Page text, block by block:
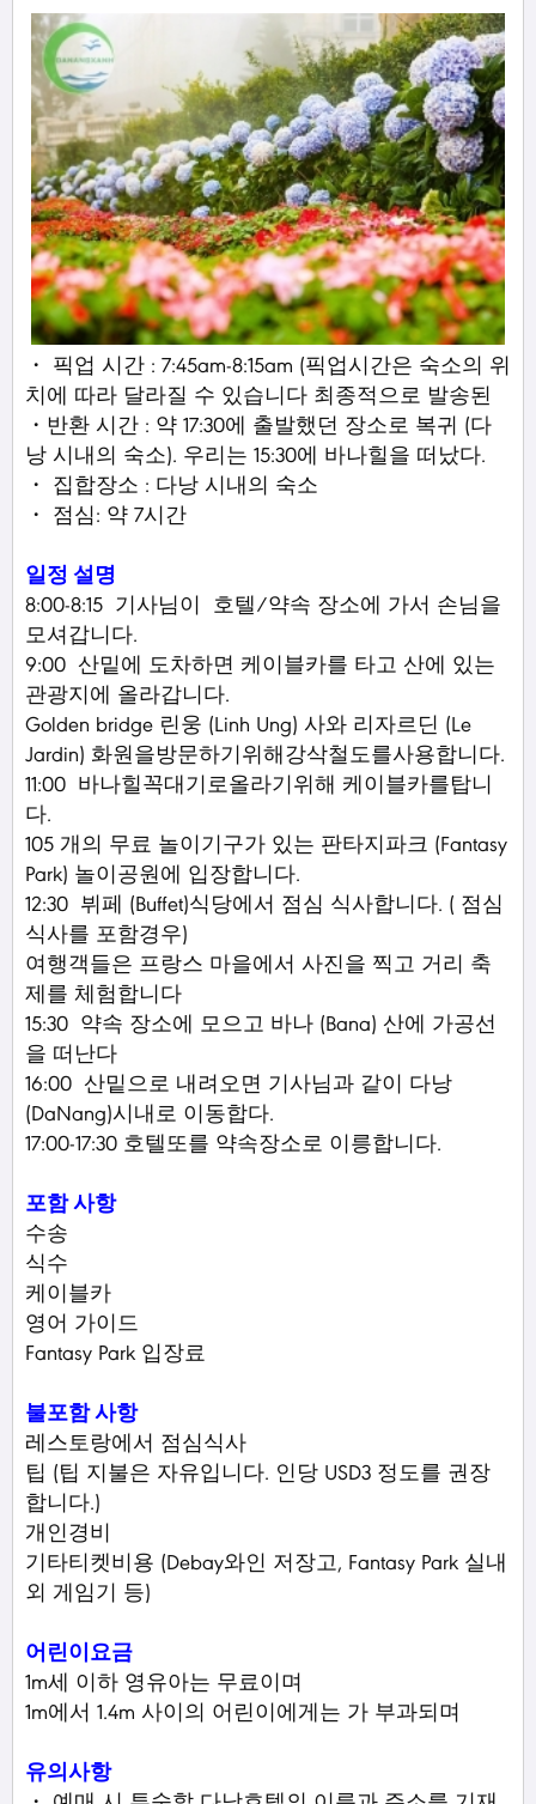
・ 픽업 시간 : 7:45am-8:15am (픽업시간은 숙소의 위
치에 따라 달라질 수 있습니다 최종적으로 발송된
・반환 시간 : 약 17:30에 출발했던 장소로 복귀 (다
낭 시내의 숙소). 우리는 15:30에 바나힐을 떠났다.
・ 집합장소 : 다낭 시내의 숙소
・ 점심: 약 7시간
일정 설명
8:00-8:15 기사님이 호텔/약속 장소에 가서 손님을
모셔갑니다.
9:00 산밑에 도차하면 케이블카를 타고 산에 있는
관광지에 올라갑니다.
Golden bridge 린웅 (Linh Ung) 사와 리자르딘 (Le
Jardin) 화원을방문하기위해강삭철도를사용합니다.
11:00 바나힐꼭대기로올라기위해 케이블카를탑니
다.
105 개의 무료 놀이기구가 있는 판타지파크 (Fantasy
Park) 놀이공원에 입장합니다.
12:30 뷔페 (Buffet)식당에서 점심 식사합니다. ( 점심
식사를 포함경우)
여행객들은 프랑스 마을에서 사진을 찍고 거리 축
제를 체험합니다
15:30 약속 장소에 모으고 바나 (Bana) 산에 가공선
을 떠난다
16:00 산밑으로 내려오면 기사님과 같이 다낭
(DaNang)시내로 이동합다.
17:00-17:30 호텔또를 약속장소로 이릉합니다.
포함 사항
수송
식수
케이블카
영어 가이드
Fantasy Park 입장료
불포함 사항
레스토랑에서 점심식사
팁 (팁 지불은 자유입니다. 인당 USD3 정도를 권장
합니다.)
개인경비
기타티켓비용 (Debay와인 저장고, Fantasy Park 실내
외 게임기 등)
어린이요금
1m세 이하 영유아는 무료이며
1m에서 1.4m 사이의 어린이에게는 가 부과되며
유의사항